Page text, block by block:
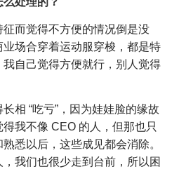
而觉得不方便的情况倒是没
场合穿着运动服穿梭，都是特
自己觉得方便就行，别人觉得
相 “吃亏”，因为娃娃脸的缘故
我不像 CEO 的人，但那也只
悉以后，这些成见都会消除。
我们也很少走到台前，所以困